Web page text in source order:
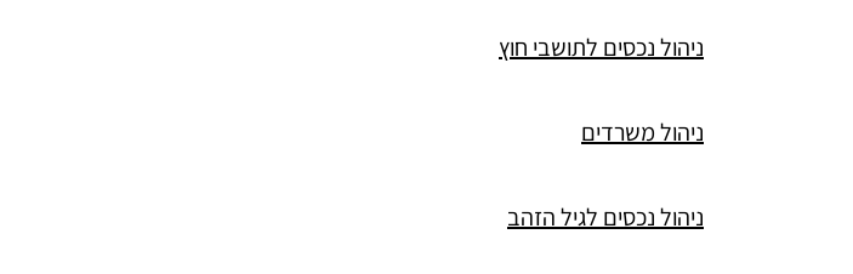
ניהול נכסים לתושבי חוץ
ניהול משרדים
ניהול נכסים לגיל הזהב